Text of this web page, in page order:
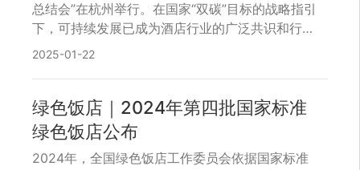
总结会”在杭州举行。在国家“双碳”目标的战略指引
下，可持续发展已成为酒店行业的广泛共识和行动
指南。会上，首旅如家酒店集团向全体供应链伙伴
了首旅如家酒店集团在推动绿色可持续转型方面的
决心和行动方向，并表明集团致力于通过与供应商
伙伴共筑绿色供应链体系，共同推动行业的绿色转
型，实现经济效益与环境、社会责任的和谐统一。
2025-01-22
绿色饭店｜2024年第四批国家标准
绿色饭店公布
2024年，全国绿色饭店工作委员会依据国家标准